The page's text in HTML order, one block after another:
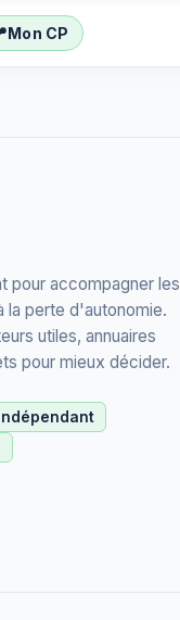
Mon CP
pour accompagner les
la perte d'autonomie.
utiles, annuaires
pour mieux décider.